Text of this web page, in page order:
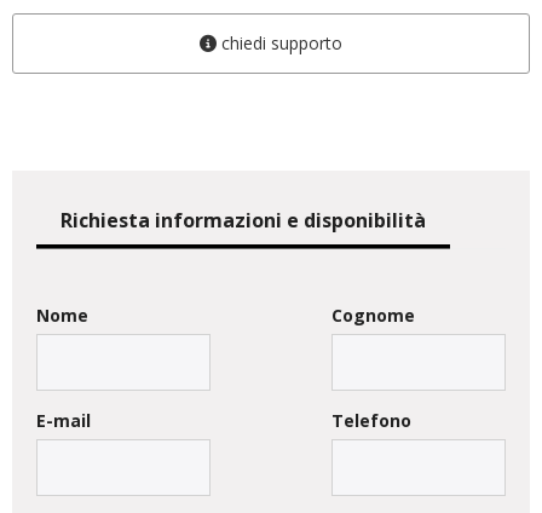
chiedi supporto
Richiesta informazioni e disponibilità
Nome Cognome
E-mail Telefono